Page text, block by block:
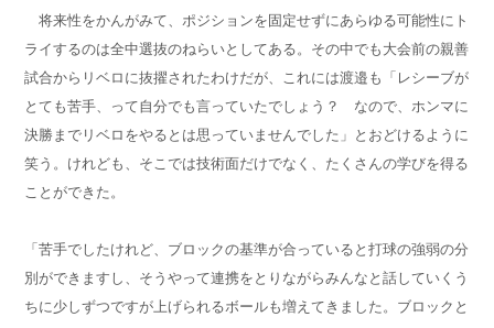
将来性をかんがみて、ポジションを固定せずにあらゆる可能性にト
ライするのは全中選抜のねらいとしてある。その中でも大会前の親善
試合からリベロに抜擢されたわけだが、これには渡邉も「レシーブが
とても苦手、って自分でも言っていたでしょう？ なので、ホンマに
決勝までリベロをやるとは思っていませんでした」とおどけるように
笑う。けれども、そこでは技術面だけでなく、たくさんの学びを得る
ことができた。
「苦手でしたけれど、ブロックの基準が合っていると打球の強弱の分
別ができますし、そうやって連携をとりながらみんなと話していくう
ちに少しずつですが上げられるボールも増えてきました。ブロックと